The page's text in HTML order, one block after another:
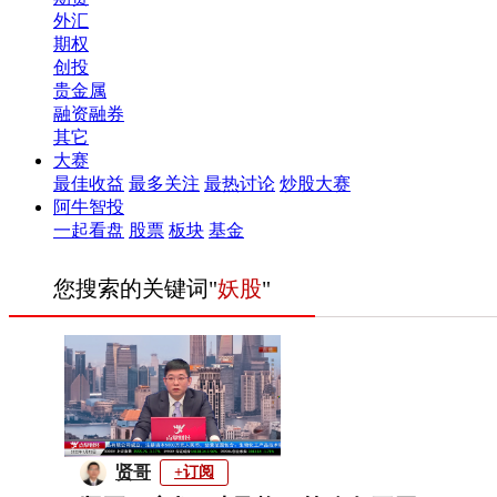
外汇
期权
创投
贵金属
融资融券
其它
大赛
最佳收益 最多关注 最热讨论 炒股大赛
阿牛智投
一起看盘 股票 板块 基金
您搜索的关键词"妖股"
贤哥 +订阅